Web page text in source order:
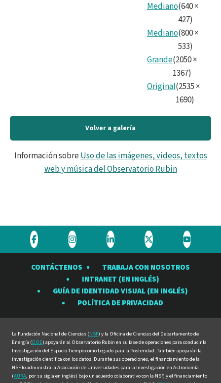
Mediano(640×
427)
Mediano(800×
533)
Grande(2050×
1367)
Original(2535 ×
1690)
Volver a galería
Información sobreUso de las imágenes, videos, textos
web y música del Observatorio Rubin
Visite
Observatorio
Visite
Observatorio
Rubin
en
Visite
Observatorio
Rubin
en
Visite
Observatorio
Rubin
en
Visite
Rubin
en
CONTÁCTENOS
TRABAJA CON NOSOTROS
INTRANET (EN INGLÉS)
GUÍA DE IDENTIDAD VISUAL (EN INGLÉS)
POLÍTICA DE PRIVACIDAD
La Fundación Nacional de Ciencias (NSF) y la Oficina de Ciencias del Departamento de
Energía (DOE) apoyarán al Observatorio Rubin en su fase de operaciones para conducir la
Investigación del Espacio-Tiempo como Legado para la Posteridad. También apoyarán la
investigación científica con los datos. Durante sus operaciones, el financiamiento de la
NSF lo administra la Asociación de Universidades para la Investigación en Astronomía
(AURA, por su sigla en inglés) bajo un acuerdo colaborativo con la NSF, y el financiamiento